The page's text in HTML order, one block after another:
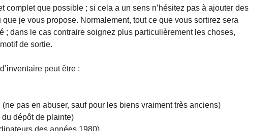
complet que possible ; si cela a un sens n’hésitez pas à ajouter des
je vous propose. Normalement, tout ce que vous sortirez sera
; dans le cas contraire soignez plus particulièrement les choses,
de sortie.
peut être :
pas en abuser, sauf pour les biens vraiment très anciens)
dépôt de plainte)
des années 1980)